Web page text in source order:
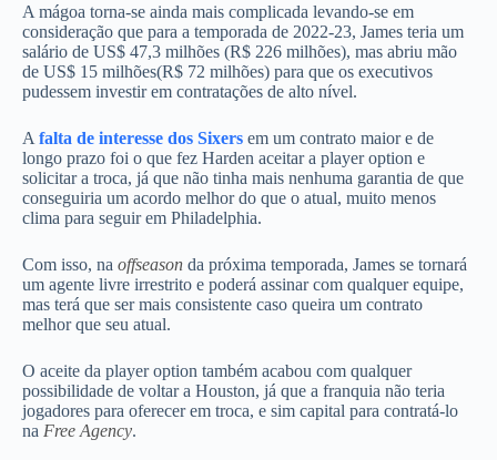
A mágoa torna-se ainda mais complicada levando-se em
consideração que para a temporada de 2022-23, James teria um
salário de US$ 47,3 milhões (R$ 226 milhões), mas abriu mão
de US$ 15 milhões(R$ 72 milhões) para que os executivos
pudessem investir em contratações de alto nível.
A falta de interesse dos Sixers em um contrato maior e de
longo prazo foi o que fez Harden aceitar a player option e
solicitar a troca, já que não tinha mais nenhuma garantia de que
conseguiria um acordo melhor do que o atual, muito menos
clima para seguir em Philadelphia.
Com isso, na offseason da próxima temporada, James se tornará
um agente livre irrestrito e poderá assinar com qualquer equipe,
mas terá que ser mais consistente caso queira um contrato
melhor que seu atual.
O aceite da player option também acabou com qualquer
possibilidade de voltar a Houston, já que a franquia não teria
jogadores para oferecer em troca, e sim capital para contratá-lo
na Free Agency.